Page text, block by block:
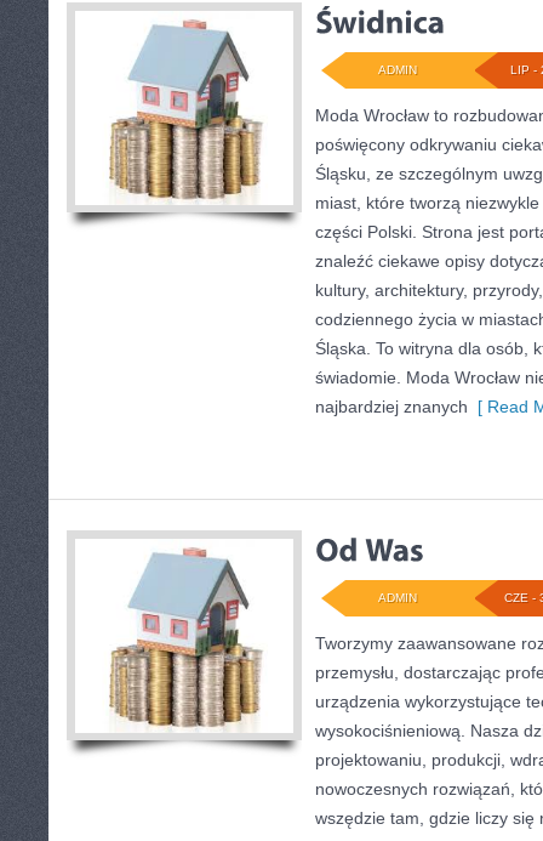
LIP -
ADMIN
Moda Wrocław to
poświęcony odkrywaniu
Śląsku, ze szczególnym
miast, które tworzą
części Polski. Strona jest
znaleźć ciekawe opisy
kultury, architektury,
codziennego życia w
Śląska. To witryna dla osób,
świadomie. Moda Wrocław
najbardziej znanych [ Read
CZE -
ADMIN
Tworzymy zaawansowane
przemysłu, dostarczając
urządzenia wykorzystujące
wysokociśnieniową. Nasza
projektowaniu, produkcji,
nowoczesnych rozwiązań,
wszędzie tam, gdzie liczy się